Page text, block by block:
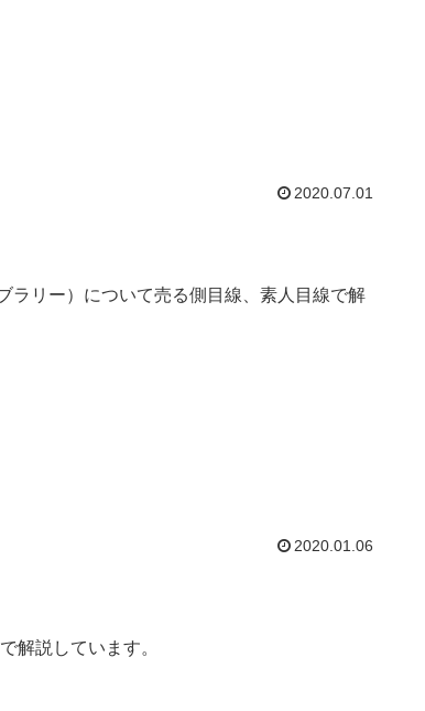
2020.07.01
ラリー）について売る側目線、素人目線で解
2020.01.06
解説しています。